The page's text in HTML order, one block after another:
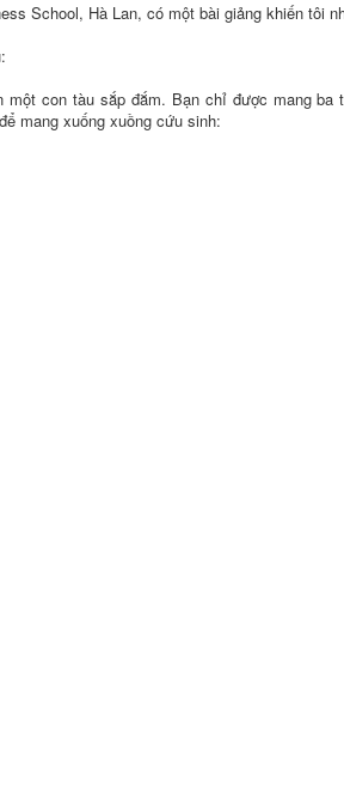
School, Hà Lan, có một bài giảng khiến tôi
một con tàu sắp đắm. Bạn chỉ được mang ba
mang xuống xuồng cứu sinh: